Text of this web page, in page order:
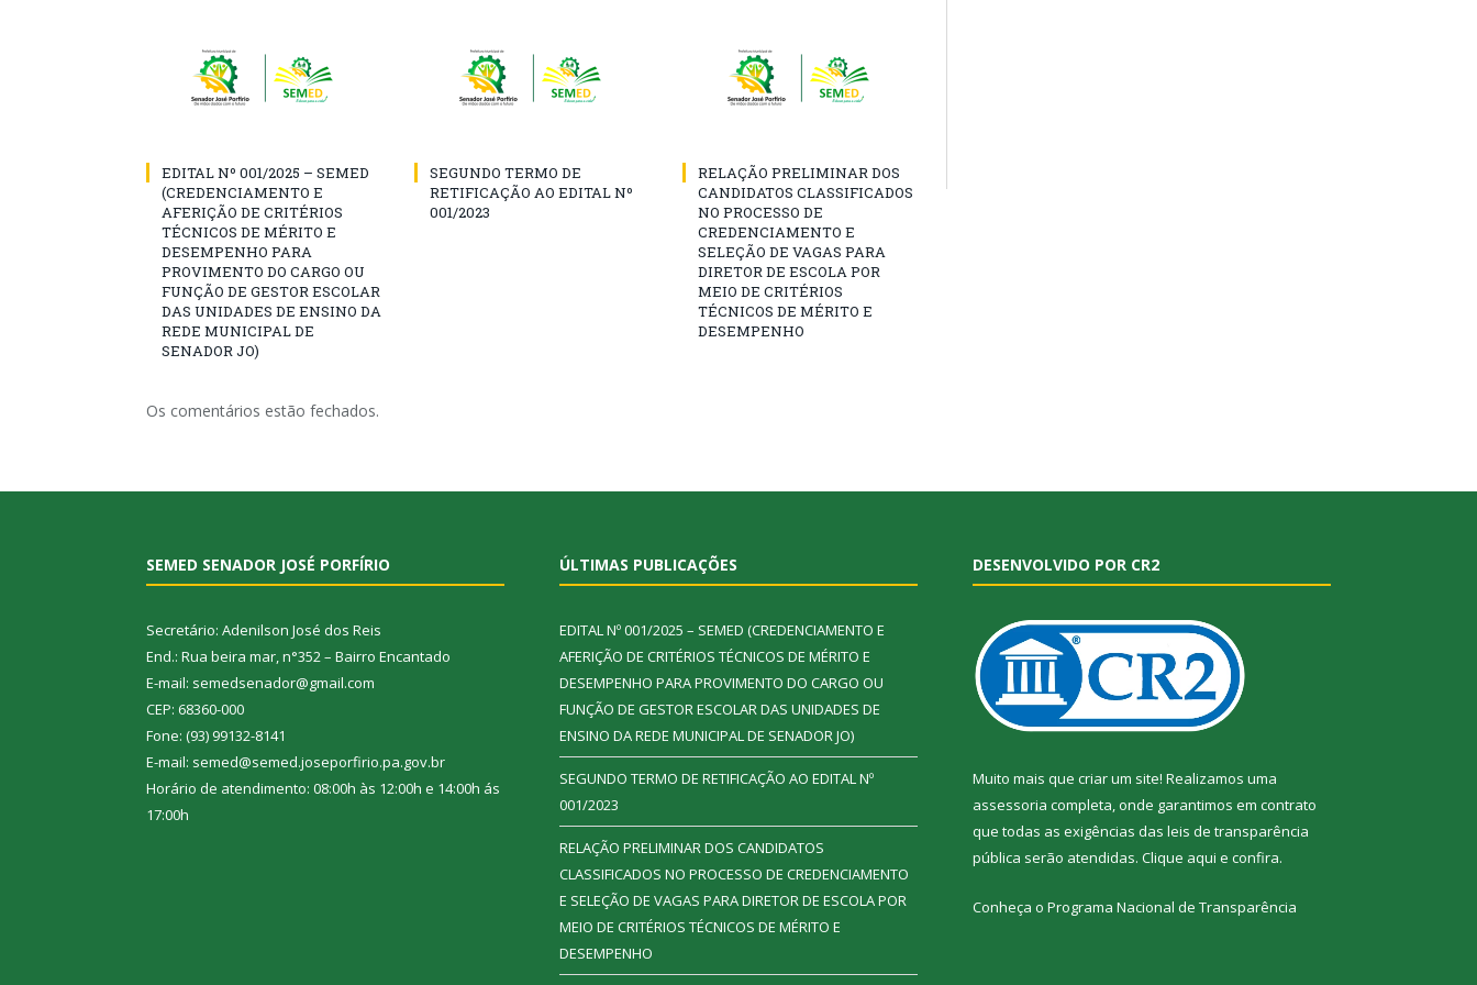
EDITAL Nº 001/2025 – SEMED
(CREDENCIAMENTO E
AFERIÇÃO DE CRITÉRIOS
TÉCNICOS DE MÉRITO E
DESEMPENHO PARA
PROVIMENTO DO CARGO OU
FUNÇÃO DE GESTOR ESCOLAR
DAS UNIDADES DE ENSINO DA
REDE MUNICIPAL DE
SENADOR JO)
SEGUNDO TERMO DE
RETIFICAÇÃO AO EDITAL Nº
001/2023
RELAÇÃO PRELIMINAR DOS
CANDIDATOS CLASSIFICADOS
NO PROCESSO DE
CREDENCIAMENTO E
SELEÇÃO DE VAGAS PARA
DIRETOR DE ESCOLA POR
MEIO DE CRITÉRIOS
TÉCNICOS DE MÉRITO E
DESEMPENHO
Os comentários estão fechados.
SEMED SENADOR JOSÉ PORFÍRIO
Secretário: Adenilson José dos Reis
End.: Rua beira mar, n°352 – Bairro Encantado
E-mail: semedsenador@gmail.com
CEP: 68360-000
Fone: (93) 99132-8141
E-mail: semed@semed.joseporfirio.pa.gov.br
Horário de atendimento: 08:00h às 12:00h e 14:00h ás
17:00h
ÚLTIMAS PUBLICAÇÕES
EDITAL Nº 001/2025 – SEMED (CREDENCIAMENTO E
AFERIÇÃO DE CRITÉRIOS TÉCNICOS DE MÉRITO E
DESEMPENHO PARA PROVIMENTO DO CARGO OU
FUNÇÃO DE GESTOR ESCOLAR DAS UNIDADES DE
ENSINO DA REDE MUNICIPAL DE SENADOR JO)
SEGUNDO TERMO DE RETIFICAÇÃO AO EDITAL Nº
001/2023
RELAÇÃO PRELIMINAR DOS CANDIDATOS
CLASSIFICADOS NO PROCESSO DE CREDENCIAMENTO
E SELEÇÃO DE VAGAS PARA DIRETOR DE ESCOLA POR
MEIO DE CRITÉRIOS TÉCNICOS DE MÉRITO E
DESEMPENHO
DESENVOLVIDO POR CR2
Muito mais que criar um site! Realizamos uma
assessoria completa, onde garantimos em contrato
que todas as exigências das leis de transparência
pública serão atendidas. Clique aqui e confira.
Conheça o Programa Nacional de Transparência